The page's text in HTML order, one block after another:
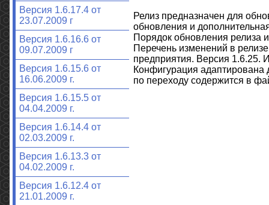
Версия 1.6.17.4 от
23.07.2009 г
Версия 1.6.16.6 от
09.07.2009 г
Версия 1.6.15.6 от
16.06.2009 г.
Версия 1.6.15.5 от
04.04.2009 г.
Версия 1.6.14.4 от
02.03.2009 г.
Версия 1.6.13.3 от
04.02.2009 г.
Версия 1.6.12.4 от
21.01.2009 г.
Релиз предназначен для
обновления и
Порядок обновления релиза
Перечень изменений в
предприятия. Версия 1.6.25.
Конфигурация
по переходу содержится в